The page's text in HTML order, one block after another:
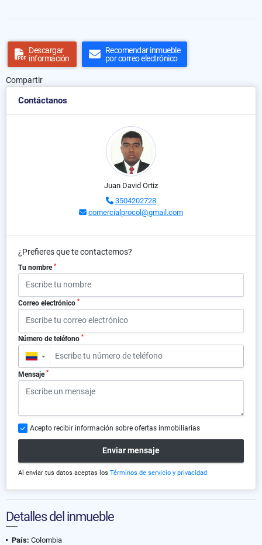
Descargar
información
Recomendar inmueble
por correo electrónico
Compartir
Contáctanos
Juan David Ortiz
3504202728
comercialprocol@gmail.com
¿Prefieres que te contactemos?
Tu nombre *
Correo electrónico *
Número de teléfono *
▼
Mensaje *
Acepto recibir información sobre ofertas inmobiliarias
Enviar mensaje
Al enviar tus datos aceptas los Términos de servicio y privacidad
Detalles del inmueble
País: Colombia